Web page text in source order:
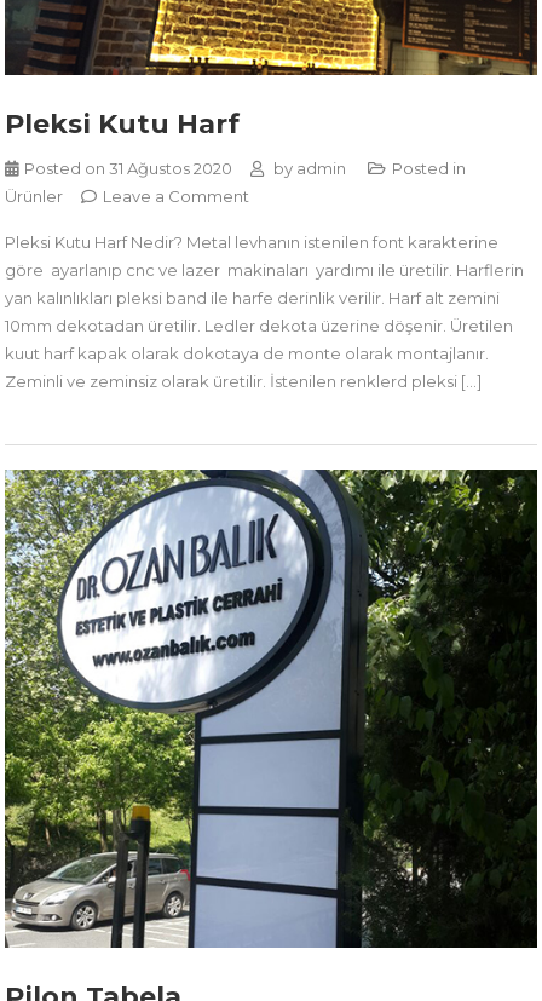
Pleksi Kutu Harf
Posted on31 Ağustos 2020 by admin
Posted in
Ürünler
Leave a Comment
Kutu
Harf
Pleksi Kutu Harf Nedir? Metal levhanın istenilen font karakterine
göre ayarlanıp cnc ve lazer makinaları yardımı ile üretilir. Harflerin
yan kalınlıkları pleksi band ile harfe derinlik verilir. Harf alt zemini
10mm dekotadan üretilir. Ledler dekota üzerine döşenir. Üretilen
kuut harf kapak olarak dokotaya de monte olarak montajlanır.
Zeminli ve zeminsiz olarak üretilir. İstenilen renklerd pleksi […]